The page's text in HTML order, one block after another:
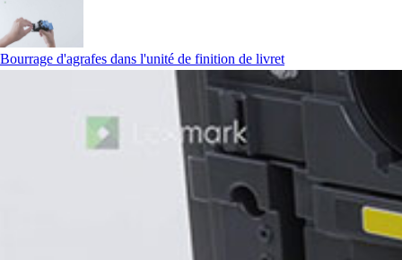
Bourrage d'agrafes dans l'unité de finition de livret